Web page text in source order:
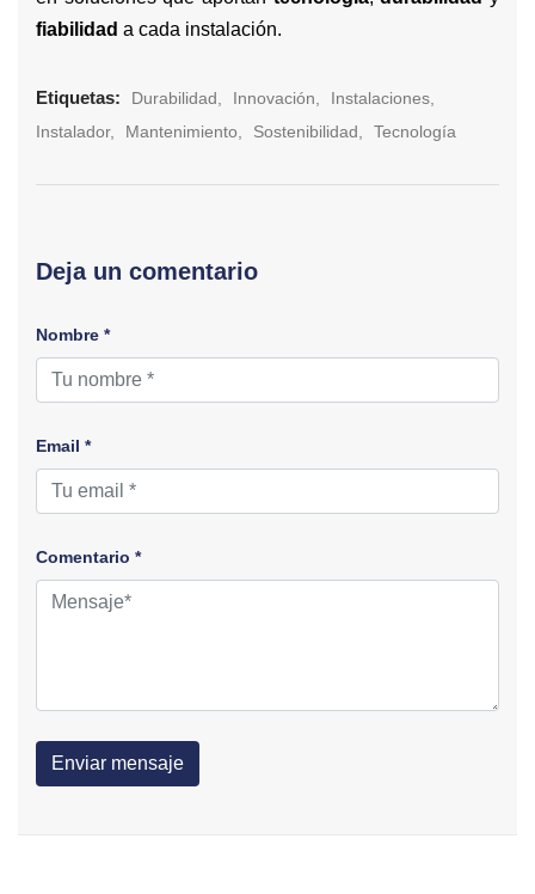
fiabilidad a cada instalación.
Etiquetas: Durabilidad Innovación
Instalaciones
Instalador
Mantenimiento Sostenibilidad Tecnología
Deja un comentario
Nombre *
Email *
Comentario *